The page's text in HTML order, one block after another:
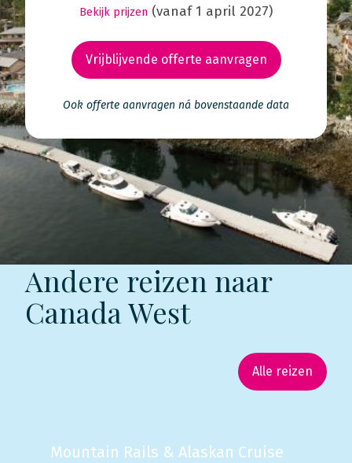
Bekijk prijzen (vanaf 1 april 2027)
Vrijblijvende offerte aanvragen
Ook offerte aanvragen ná bovenstaande data
Andere reizen naar
Canada West
Alle reizen
Mountain Rails & Alaskan Cruise